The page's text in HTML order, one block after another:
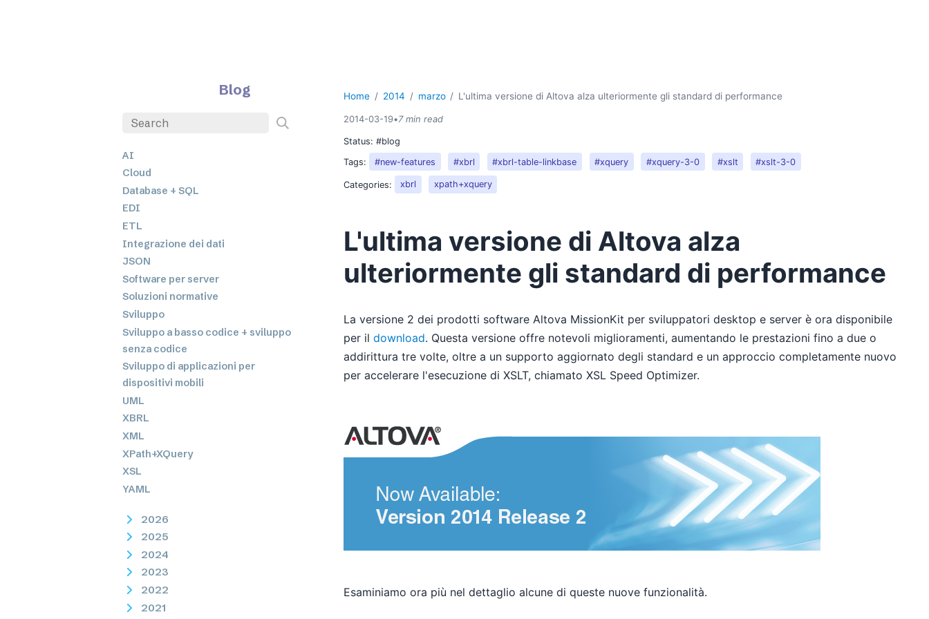
Blog
AI
Cloud
Database + SQL
EDI
ETL
Integrazione dei dati
JSON
Software per server
Soluzioni normative
Sviluppo
Sviluppo a basso codice + sviluppo
senza codice
Sviluppo di applicazioni per
dispositivi mobili
UML
XBRL
XML
XPath+XQuery
XSL
YAML
2026
2025
2024
2023
2022
2021
Home 2014 marzo L'ultima versione di Altova alza ulteriormente gli standard di performance
2014-03-19•7 min read
Status:#blog
Tags:
#new-features #xbrl #xbrl-table-linkbase #xquery #xquery-3-0 #xslt #xslt-3-0
Categories: xbrl xpath+xquery
L'ultima versione di Altova alza
ulteriormente gli standard di performance
La versione 2 dei prodotti software Altova MissionKit per sviluppatori desktop e server è ora disponibile
per ildownload. Questa versione offre notevoli miglioramenti, aumentando le prestazioni fino a due o
addirittura tre volte, oltre a un supporto aggiornato degli standard e un approccio completamente nuovo
per accelerare l'esecuzione di XSLT, chiamato XSL Speed Optimizer.
Esaminiamo ora più nel dettaglio alcune di queste nuove funzionalità.